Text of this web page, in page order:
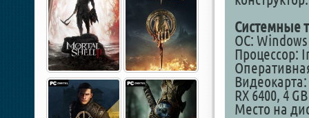
Системные
ОС: Windows
Процессор:
Видеокарта:
RX 6400, 4
Место на